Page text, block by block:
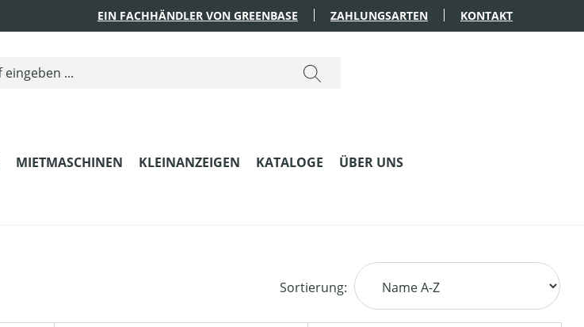
EIN FACHHÄNDLER VON GREENBASE ZAHLUNGSARTEN KONTAKT
MIETMASCHINEN KLEINANZEIGEN KATALOGE ÜBER UNS
Sortierung: